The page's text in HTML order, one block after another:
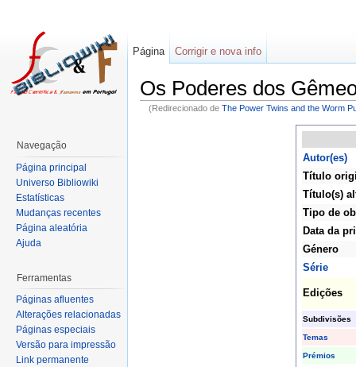
Os Poderes dos
(Redirecionado de The Power Twins and the Worm
Autor(es)
Título
Título(s)
Tipo de
Data da
Género
Série
Edições
Subdivisões
Temas
Prémios
Página Corrigir e nova info
Navegação
Página principal
Universo Bibliowiki
Estatísticas
Mudanças recentes
Página aleatória
Ajuda
Ferramentas
Páginas afluentes
Alterações relacionadas
Páginas especiais
Versão para impressão
Link permanente